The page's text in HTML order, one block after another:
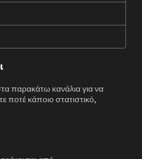
παρακάτω κανάλια για να
ποτέ κάποιο στατιστικό,